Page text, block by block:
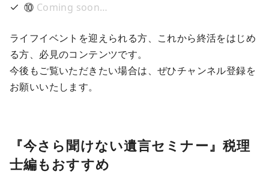
⑩ Coming soon…
ライフイベントを迎えられる方、これから終活をはじめ
る方、必見のコンテンツです。
今後もご覧いただきたい場合は、ぜひチャンネル登録を
お願いいたします。
『今さら聞けない遺言セミナー』税理
士編もおすすめ